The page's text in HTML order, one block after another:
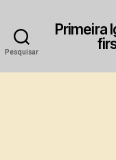
Pesquisar
Primeira